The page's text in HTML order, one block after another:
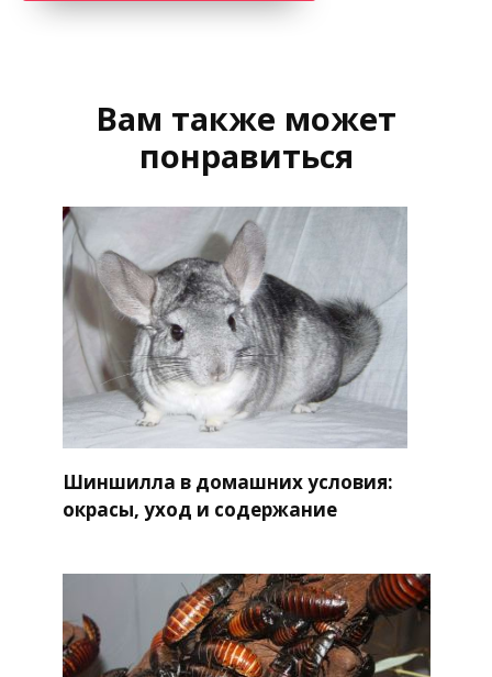
Вам также может
понравиться
Шиншилла в домашних условия:
окрасы, уход и содержание